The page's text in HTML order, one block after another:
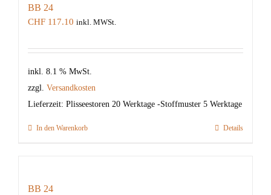
BB 24
CHF 117.10 inkl. MWSt.
inkl. 8.1 % MwSt.
zzgl. Versandkosten
Lieferzeit: Plisseestoren 20 Werktage -Stoffmuster 5 Werktage
In den Warenkorb Details
BB 24